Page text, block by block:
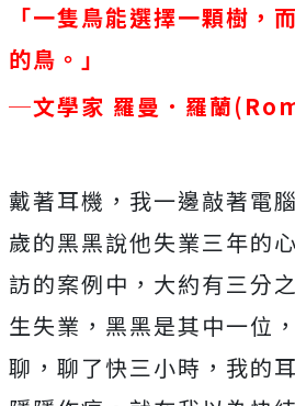
「一隻鳥能選擇一顆樹，
的鳥。」
─文學家 羅曼．羅蘭
戴著耳機，我一邊敲著電
歲的黑黑說他失業三年的
訪的案例中，大約有三分
生失業，黑黑是其中一位
聊，聊了快三小時，我的